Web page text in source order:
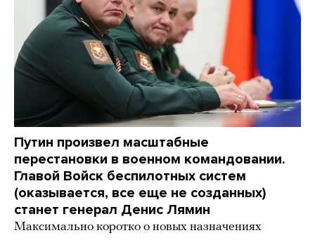
Путин произвел масштабные
перестановки в военном командовании.
Главой Войск беспилотных систем
(оказывается, все еще не созданных)
станет генерал Денис Лямин
Максимально коротко о новых назначениях